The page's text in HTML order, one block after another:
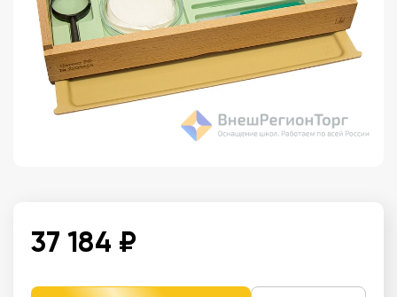
37 184 ₽